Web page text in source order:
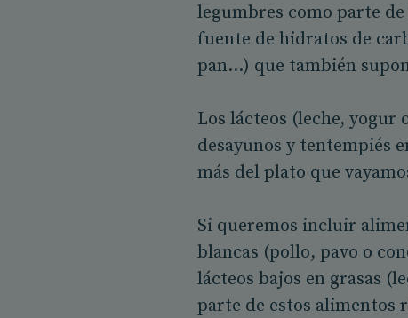
legumbres como parte
fuente de hidratos de
pan…) que también
Los lácteos (leche, yogur
desayunos y tentempiés
más del plato que
Si queremos incluir
blancas (pollo, pavo o
lácteos bajos en grasas
parte de estos alimentos